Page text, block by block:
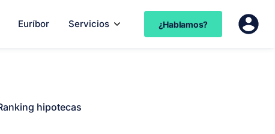
Euríbor Servicios ¿Hablamos?
hipotecas